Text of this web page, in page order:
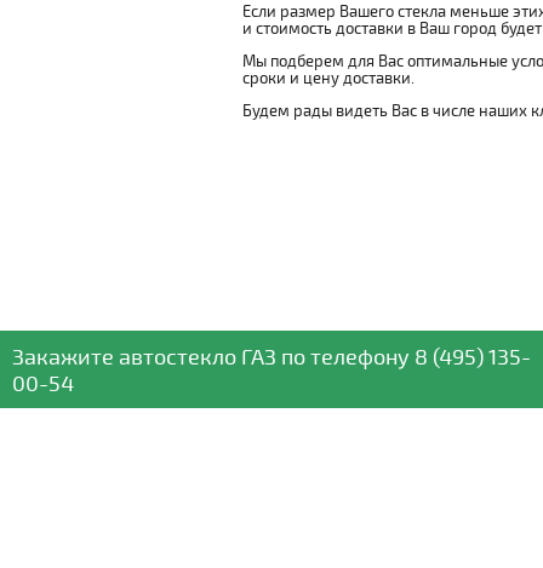
Если размер Вашего стекла меньше
и стоимость доставки в Ваш город
Мы подберем для Вас оптимальные
сроки и цену доставки.
Будем рады видеть Вас в числе наших
Закажите автостекло ГАЗ по телефону 8 (495) 135-
00-54